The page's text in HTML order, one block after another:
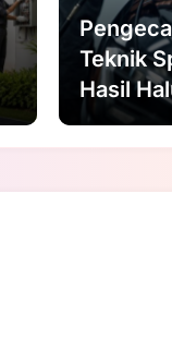
Teknik
Hasil